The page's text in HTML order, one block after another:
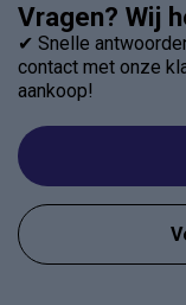
Vragen? Wij
✔ Snelle
contact met onze
aankoop!